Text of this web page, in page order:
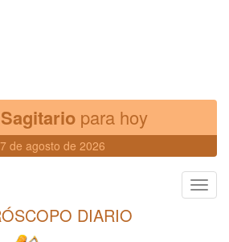
Sagitariopara hoy
de agosto de 2026
DIARIO